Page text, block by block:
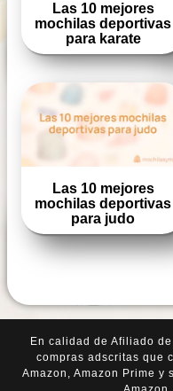
Las 10 mejores
mochilas deportivas
para karate
Las 10 mejores
mochilas deportivas
para judo
En calidad de Afiliado
compras adscritas que
Amazon, Amazon Prime y